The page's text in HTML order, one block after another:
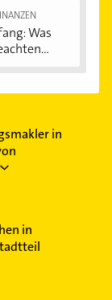
Was
in
in